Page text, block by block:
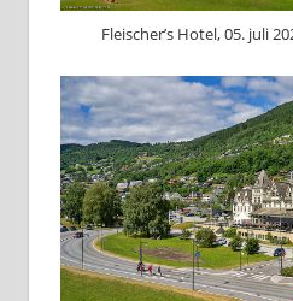
Fleischer’s Hotel, 05. juli